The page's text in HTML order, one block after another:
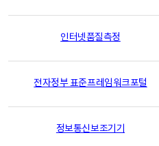
인터넷품질측정
전자정부 표준프레임워크포털
정보통신보조기기